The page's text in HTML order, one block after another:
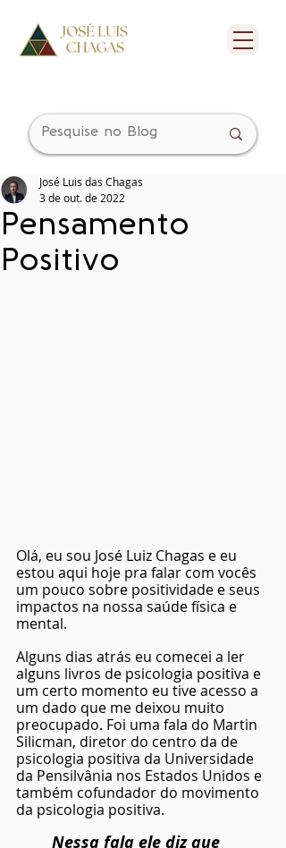
Pensamento
Positivo
José Luis das Chagas
3 de out. de 2022
Olá, eu sou José Luiz Chagas e eu
estou aqui hoje pra falar com vocês
um pouco sobre positividade e seus
impactos na nossa saúde física e
mental.
Alguns dias atrás eu comecei a ler
alguns livros de psicologia positiva e
um certo momento eu tive acesso a
um dado que me deixou muito
preocupado. Foi uma fala do Martin
Silicman, diretor do centro da de
psicologia positiva da Universidade
da Pensilvânia nos Estados Unidos e
também cofundador do movimento
da psicologia positiva.
Nessa fala ele diz que